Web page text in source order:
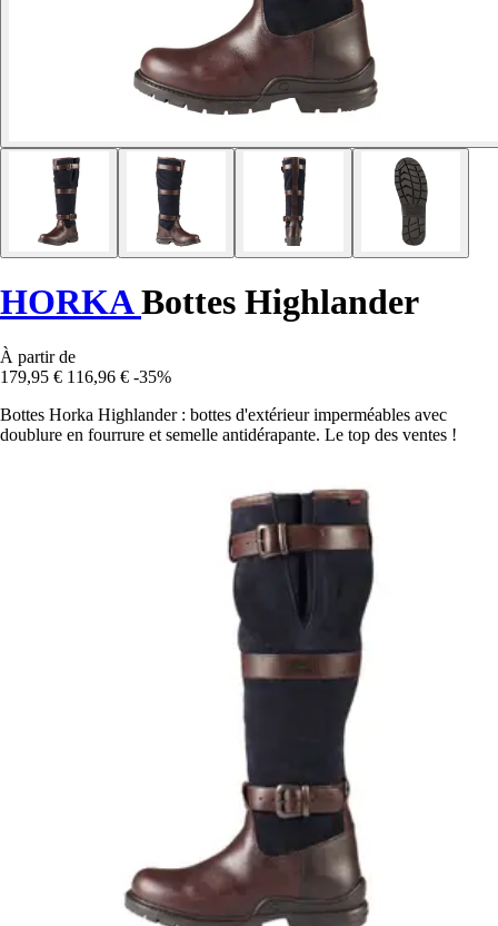
HORKABottes Highlander
À partir de
179,95 € 116,96 € -35%
Bottes Horka Highlander : bottes d'extérieur imperméables avec
doublure en fourrure et semelle antidérapante. Le top des ventes !